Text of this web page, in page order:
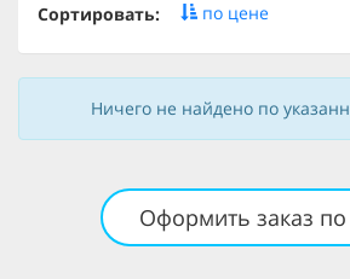
Сортировать: по цене
Ничего не найдено по
Оформить заказ